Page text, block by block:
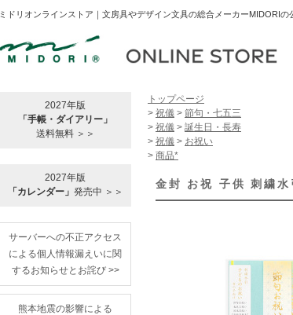
ミドリオンラインストア｜文房具やデザイン文具の総合メーカーMIDORIの
2027年版
「手帳・ダイアリー」
送料無料 ＞＞
2027年版
「カレンダー」 発売中 ＞＞
サーバーへの不正アクセス
による個人情報漏えいに関
するお知らせとお詫び >>
熊本地震の影響による
トップページ
> 祝儀 > 節句・七五三
> 祝儀 > 誕生日・長寿
> 祝儀 > お祝い
> 商品*
金封 お祝 子供 刺繍